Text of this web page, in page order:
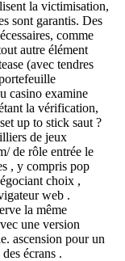
la victimisation,
sont garantis. Des
comme
autre élément
(avec tendres
casino examine
la vérification,
up to stick saut ?
de jeux
de rôle entrée le
, y compris pop
choix ,
web .
la même
une version
ascension pour un
écrans .